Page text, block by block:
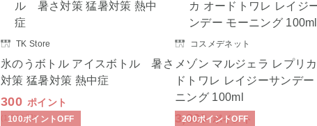
TK Store
氷のうボトル アイスボトル 暑さ
対策 猛暑対策 熱中症
300 ポイント
(1,350円)
100ポイントOFF
コスメデネット
メゾン マルジェラ レプリ
ドトワレ レイジーサンデー
ニング 100ml
3,300 ポイント
200ポイントOFF